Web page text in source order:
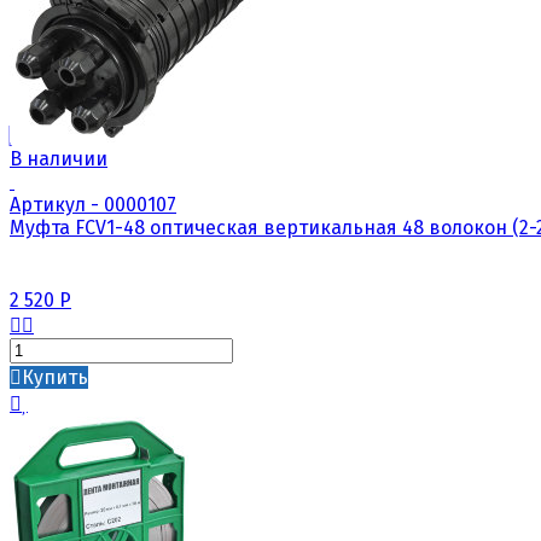
В наличии
Артикул - 0000107
Муфта FCV1-48 оптическая вертикальная 48 волокон (2-
2 520 Р
Купить